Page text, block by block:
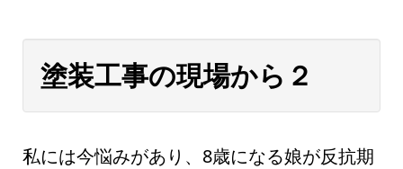
塗装工事の現場から２
私には今悩みがあり、8歳になる娘が反抗期